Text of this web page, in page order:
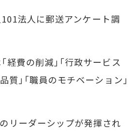
法人に郵送アンケート調
費の削減」「行政サービス
質」「職員のモチベーション」
リーダーシップが発揮され